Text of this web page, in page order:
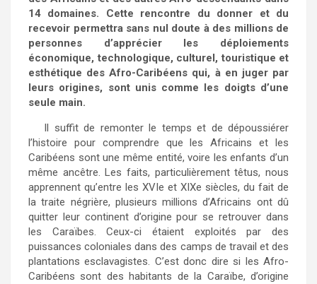
14 domaines. Cette rencontre du donner et du
recevoir permettra sans nul doute à des millions de
personnes d’apprécier les déploiements
économique, technologique, culturel, touristique et
esthétique des Afro-Caribéens qui, à en juger par
leurs origines, sont unis comme les doigts d’une
seule main.
Il suffit de remonter le temps et de dépoussiérer
l’histoire pour comprendre que les Africains et les
Caribéens sont une même entité, voire les enfants d’un
même ancêtre. Les faits, particulièrement têtus, nous
apprennent qu’entre les XVIe et XIXe siècles, du fait de
la traite négrière, plusieurs millions d’Africains ont dû
quitter leur continent d’origine pour se retrouver dans
les Caraïbes. Ceux-ci étaient exploités par des
puissances coloniales dans des camps de travail et des
plantations esclavagistes. C’est donc dire si les Afro-
Caribéens sont des habitants de la Caraïbe, d’origine